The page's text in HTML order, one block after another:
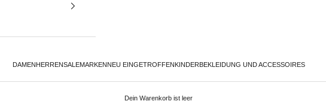
DAMEN HERRENSALEMARKEN NEU EINGETROFFEN KINDER BEKLEIDUNG UND ACCESSOIRES
Dein Warenkorb ist leer